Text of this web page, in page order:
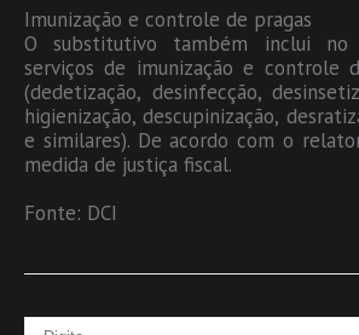
Imunização e controle de pragas
O substitutivo também inclui no
serviços de imunização e controle
(dedetização, desinfecção,
higienização, descupinização,
e similares). De acordo com o
medida de justiça fiscal.
Fonte: DCI